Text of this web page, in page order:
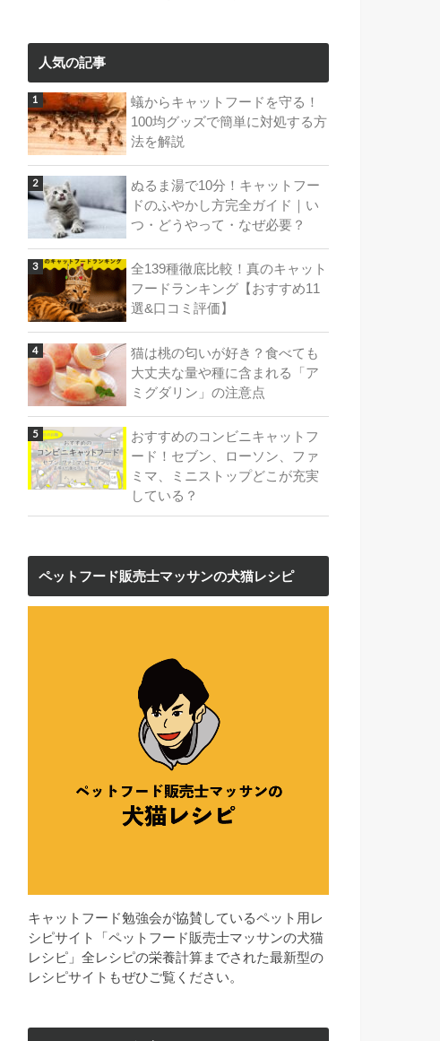
人気の記事
蟻からキャットフードを守る！
100均グッズで簡単に対処する方
法を解説
ぬるま湯で10分！キャットフー
ドのふやかし方完全ガイド｜い
つ・どうやって・なぜ必要？
全139種徹底比較！真のキャット
フードランキング【おすすめ11
選&口コミ評価】
猫は桃の匂いが好き？食べても
大丈夫な量や種に含まれる「ア
ミグダリン」の注意点
おすすめのコンビニキャットフ
ード！セブン、ローソン、ファ
ミマ、ミニストップどこが充実
している？
ペットフード販売士マッサンの犬猫レシピ
キャットフード勉強会が協賛しているペット用レ
シピサイト「ペットフード販売士マッサンの犬猫
レシピ」全レシピの栄養計算までされた最新型の
レシピサイトもぜひご覧ください。